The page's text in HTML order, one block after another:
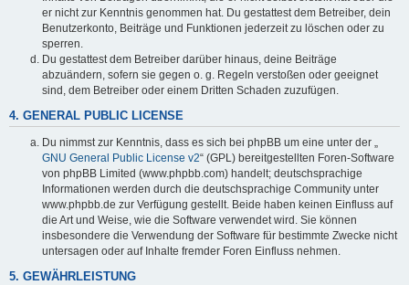
er nicht zur Kenntnis genommen hat. Du gestattest dem Betreiber, dein
Benutzerkonto, Beiträge und Funktionen jederzeit zu löschen oder zu
sperren.
Du gestattest dem Betreiber darüber hinaus, deine Beiträge
abzuändern, sofern sie gegen o. g. Regeln verstoßen oder geeignet
sind, dem Betreiber oder einem Dritten Schaden zuzufügen.
4. GENERAL PUBLIC LICENSE
Du nimmst zur Kenntnis, dass es sich bei phpBB um eine unter der „
GNU General Public License v2“ (GPL) bereitgestellten Foren-Software
von phpBB Limited (www.phpbb.com) handelt; deutschsprachige
Informationen werden durch die deutschsprachige Community unter
www.phpbb.de zur Verfügung gestellt. Beide haben keinen Einfluss auf
die Art und Weise, wie die Software verwendet wird. Sie können
insbesondere die Verwendung der Software für bestimmte Zwecke nicht
untersagen oder auf Inhalte fremder Foren Einfluss nehmen.
5. GEWÄHRLEISTUNG